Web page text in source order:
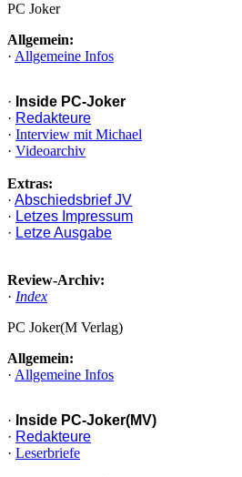
PC Joker
Allgemein:
· Allgemeine Infos
· Inside PC-Joker
· Redakteure
· Interview mit Michael
· Videoarchiv
Extras:
· Abschiedsbrief JV
· Letzes Impressum
· Letze Ausgabe
Review-Archiv:
· Index
PC Joker(M Verlag)
Allgemein:
· Allgemeine Infos
· Inside PC-Joker(MV)
· Redakteure
· Leserbriefe